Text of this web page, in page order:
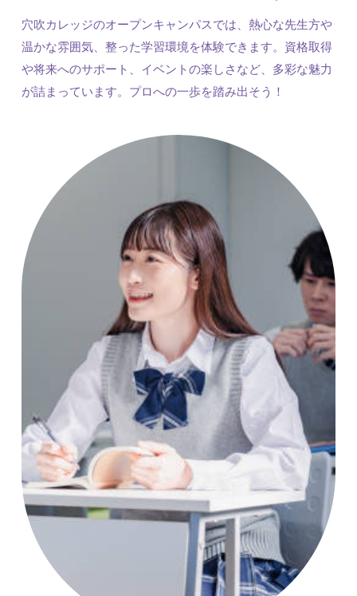
穴吹カレッジのオープンキャンパスでは、熱心な先生方や
温かな雰囲気、整った学習環境を体験できます。資格取得
や将来へのサポート、イベントの楽しさなど、多彩な魅力
が詰まっています。プロへの一歩を踏み出そう！